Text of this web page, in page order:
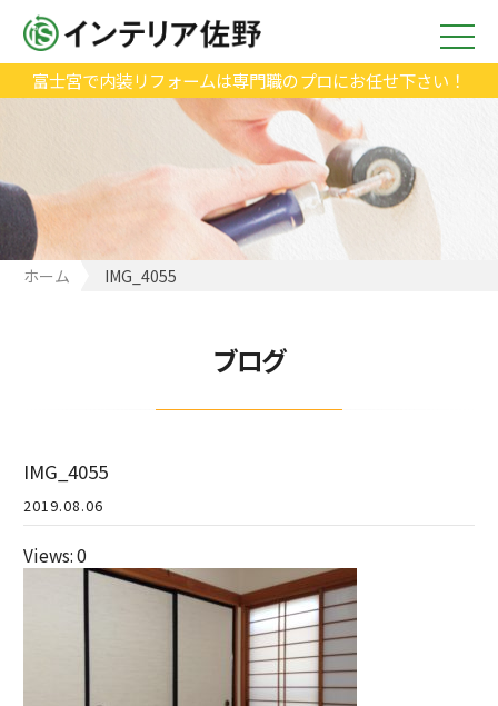
富士宮で内装リフォームは専門職のプロにお任せ下さい！
ホーム IMG_4055
ブログ
IMG_4055
2019.08.06
Views: 0